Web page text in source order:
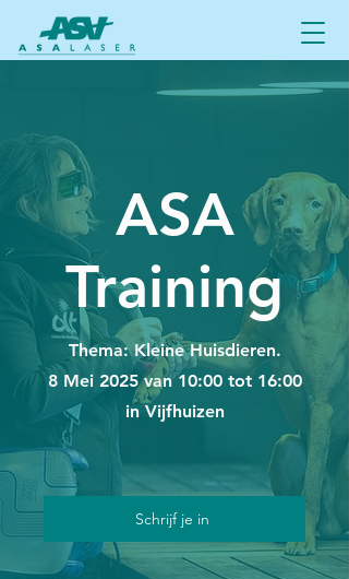
ASA
Training
Thema: Kleine Huisdieren.
8 Mei 2025 van 10:00 tot 16:00
in Vijfhuizen
Schrijf je in